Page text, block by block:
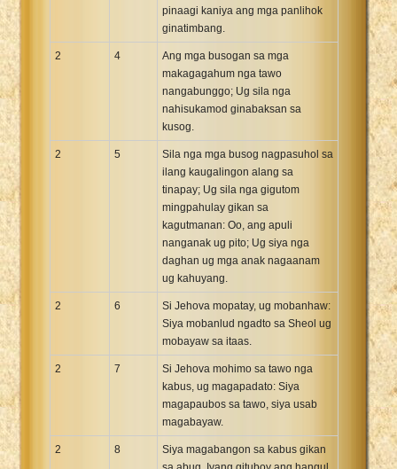
pinaagi kaniya ang mga panlihok
ginatimbang.
2 4
Ang mga busogan sa mga
makagagahum nga tawo
nangabunggo; Ug sila nga
nahisukamod ginabaksan sa
kusog.
2 5
Sila nga mga busog nagpasuhol sa
ilang kaugalingon alang sa
tinapay; Ug sila nga gigutom
mingpahulay gikan sa
kagutmanan: Oo, ang apuli
nanganak ug pito; Ug siya nga
daghan ug mga anak nagaanam
ug kahuyang.
2 6
Si Jehova mopatay, ug mobanhaw:
Siya mobanlud ngadto sa Sheol ug
mobayaw sa itaas.
2 7
Si Jehova mohimo sa tawo nga
kabus, ug magapadato: Siya
magapaubos sa tawo, siya usab
magabayaw.
2 8
Siya magabangon sa kabus gikan